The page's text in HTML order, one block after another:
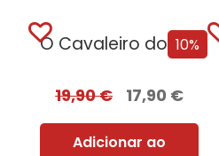
10%
O Cavaleiro dos Sete Reinos [Nova Edição]
19,90€ 17,90 €
Adicionar ao